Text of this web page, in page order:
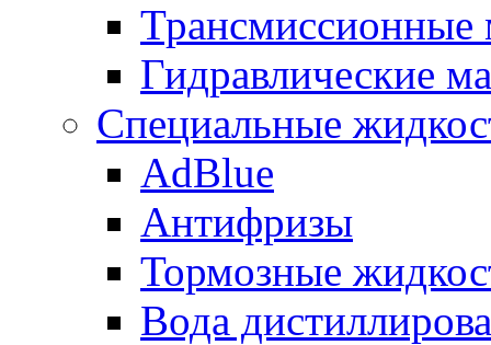
Трансмиссионные
Гидравлические
Специальные
AdBlue
Антифризы
Тормозные
Вода